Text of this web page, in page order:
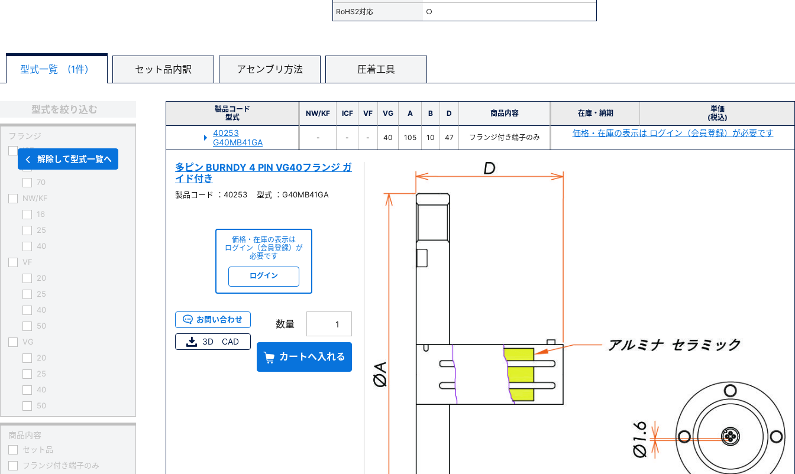
RoHS2対応 ○
型式一覧 (1件） セット品内訳 アセンブリ方法 圧着工具
製品コード
型式
NW/KF ICF VF VG A B D 商品内容 在庫・納期
単価
(税込)
40253
G40MB41GA
- - - 40 105 10 47 フランジ付き端子のみ 価格・在庫の表示は ログイン（会員登録）が必要です
多ピン BURNDY 4 PIN VG40フランジ ガ
イド付き
製品コード ：40253 型式 ：G40MB41GA
価格・在庫の表示は
ログイン（会員登録）が
必要です
ログイン
お問い合わせ
3D CAD
数量
カートへ入れる
型式を絞り込む
フランジ
ICF
34
70
NW/KF
16
25
40
VF
20
25
40
50
VG
20
25
40
50
商品内容
セット品
フランジ付き端子のみ
解除して型式一覧へ